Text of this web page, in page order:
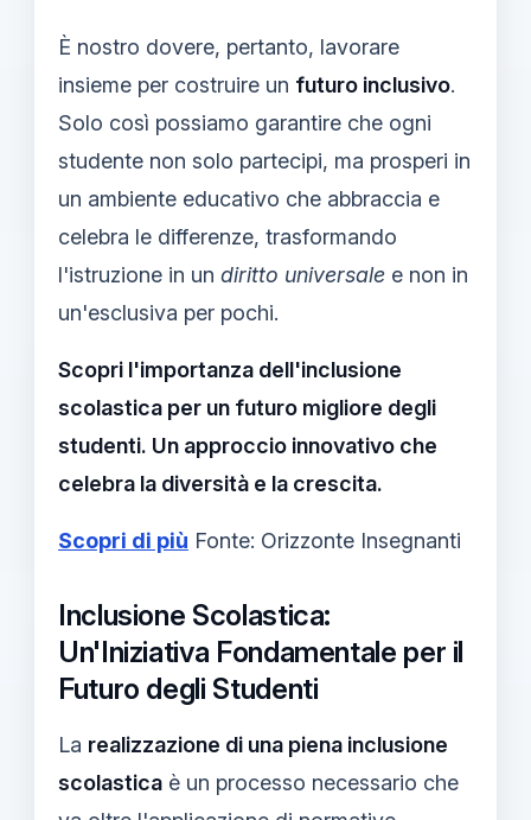
È nostro dovere, pertanto, lavorare
insieme per costruire un futuro inclusivo.
Solo così possiamo garantire che ogni
studente non solo partecipi, ma prosperi in
un ambiente educativo che abbraccia e
celebra le differenze, trasformando
l'istruzione in un diritto universale e non in
un'esclusiva per pochi.
Scopri l'importanza dell'inclusione
scolastica per un futuro migliore degli
studenti. Un approccio innovativo che
celebra la diversità e la crescita.
Scopri di più Fonte: Orizzonte Insegnanti
Inclusione Scolastica:
Un'Iniziativa Fondamentale per il
Futuro degli Studenti
La realizzazione di una piena inclusione
scolastica è un processo necessario che